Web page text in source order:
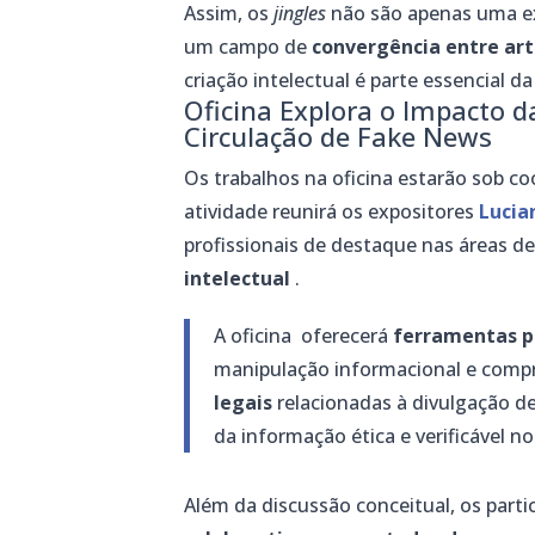
Assim, osjingles não são apenas uma
um campo de convergência entre
criação intelectual é parte essencial
Oficina Explora o Impacto
Circulação de Fake News
Os trabalhos na oficina estarão sob
atividade reunirá os expositores
profissionais de destaque nas áreas
intelectual .
A oficina oferecerá ferramentas
manipulação informacional e
legais relacionadas à divulgação
da informação ética e verificável
Além da discussão conceitual, os